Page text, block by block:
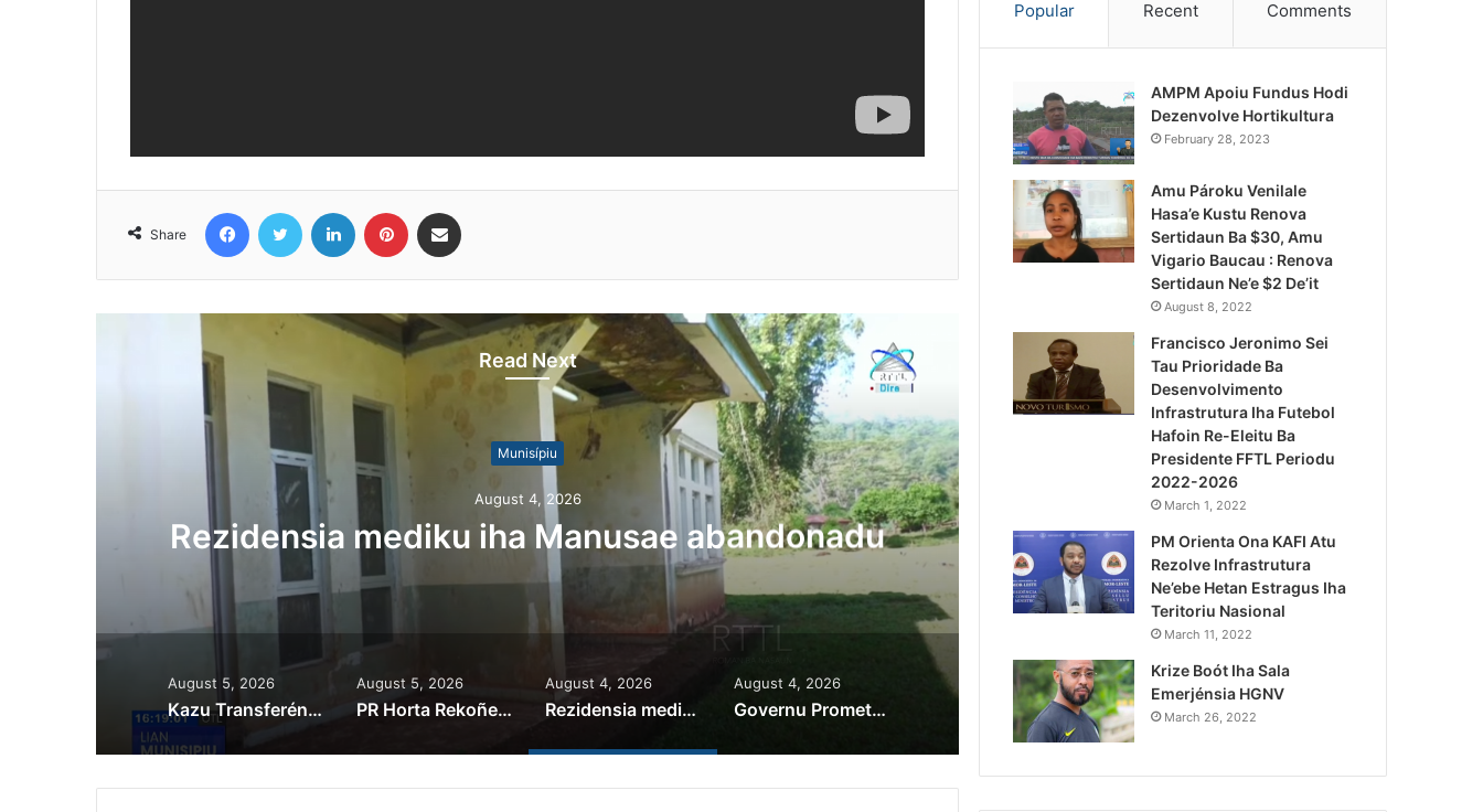
Share
Read Next
Munisípiu
August 4, 2026
Rezidensia mediku iha Manusae abandonadu
Governu Promete Tau
Minerais no Setór
August 5, 2026
Kazu Transferénsia Osan Millaun 42 Husi Singapura, Advogadu Sei Halo Rekursu
August 5, 2026
PR Horta Rekoñese Timoroan Sira Iha Diáspora Nia Kontribuisaun
August 4, 2026
Rezidensia mediku iha Manusae abandonadu
August 4, 2026
Governu Promete Tau Prioridade ba Setór Minerais no Setór Produtivu
Popular Recent Comments
AMPM Apoiu Fundus Hodi
Dezenvolve Hortikultura
February 28, 2023
Amu Pároku Venilale
Hasa’e Kustu Renova
Sertidaun Ba $30, Amu
Vigario Baucau : Renova
Sertidaun Ne’e $2 De’it
August 8, 2022
Francisco Jeronimo Sei
Tau Prioridade Ba
Desenvolvimento
Infrastrutura Iha Futebol
Hafoin Re-Eleitu Ba
Presidente FFTL Periodu
2022-2026
March 1, 2022
PM Orienta Ona KAFI Atu
Rezolve Infrastrutura
Ne’ebe Hetan Estragus Iha
Teritoriu Nasional
March 11, 2022
Krize Boót Iha Sala
Emerjénsia HGNV
March 26, 2022